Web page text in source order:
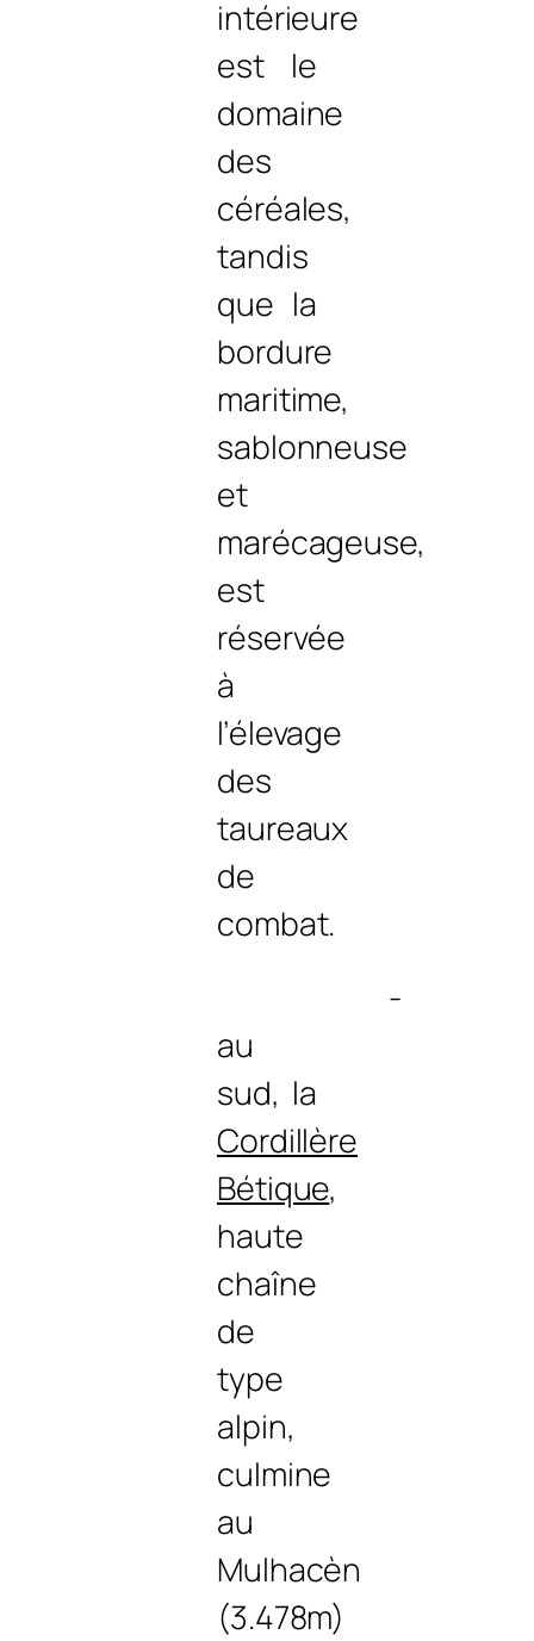
intérieure
est le
domaine
des
céréales,
tandis
que la
bordure
maritime,
sablonneuse
et
marécageuse,
est
réservée
à
l’élevage
des
taureaux
de
combat.
‑
au
sud, la
Cordillère
Bétique,
haute
chaîne
de
type
alpin,
culmine
au
Mulhacèn
(3.478m)